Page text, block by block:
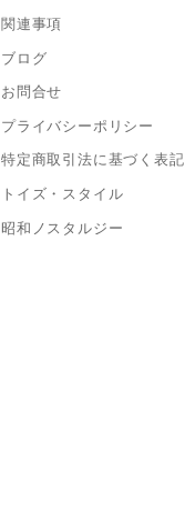
関連事項
ブログ
お問合せ
プライバシーポリシー
特定商取引法に基づく表記
トイズ・スタイル
昭和ノスタルジー